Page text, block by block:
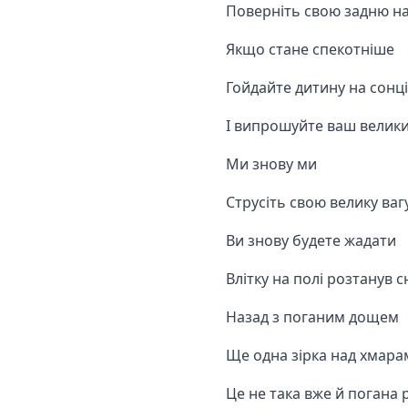
Поверніть свою задню
Якщо стане спекотніше
Гойдайте дитину на сонці
І випрошуйте ваш
Ми знову ми
Струсіть свою велику
Ви знову будете жадати
Влітку на полі розтанув
Назад з поганим дощем
Ще одна зірка над
Це не така вже й погана